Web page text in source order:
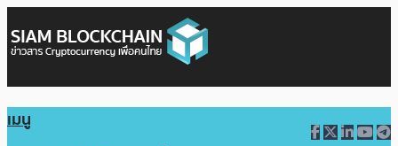
เมนู